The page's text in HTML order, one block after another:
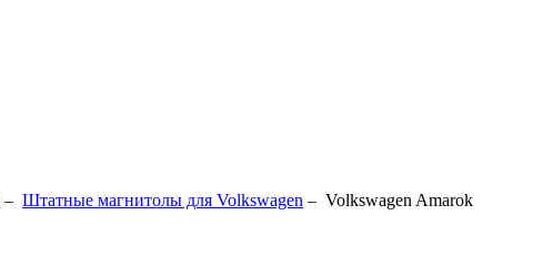
– Штатные магнитолы для Volkswagen – Volkswagen Amarok